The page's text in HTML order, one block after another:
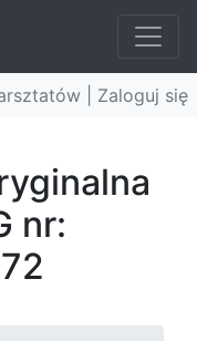
| Zaloguj się
nr: